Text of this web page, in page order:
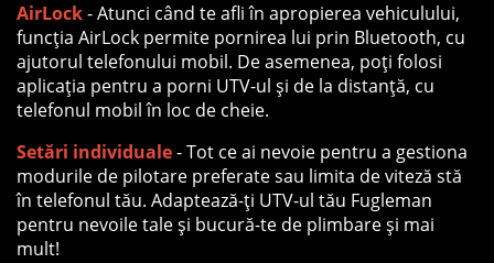
AirLock- Atunci când te afli în apropierea vehiculului,
funcția AirLock permite pornirea lui prin Bluetooth, cu
ajutorul telefonului mobil. De asemenea, poți folosi
aplicația pentru a porni UTV-ul și de la distanță, cu
telefonul mobil în loc de cheie.
Setări individuale- Tot ce ai nevoie pentru a gestiona
modurile de pilotare preferate sau limita de viteză stă
în telefonul tău. Adaptează-ți UTV-ul tău Fugleman
pentru nevoile tale și bucură-te de plimbare și mai
mult!